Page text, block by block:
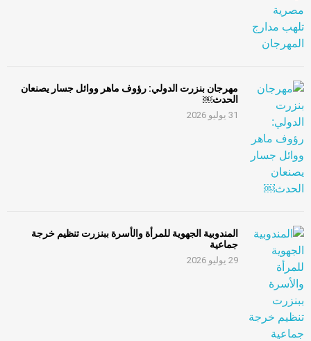
مهرجان بنزرت الدولي: رؤوف ماهر ووائل جسار يصنعان
الحدث￼
31 يوليو 2026
المندوبية الجهوية للمرأة والأسرة ببنزرت تنظيم خرجة
جماعية
29 يوليو 2026